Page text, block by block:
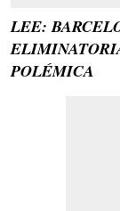
LEE:
POLÉMICA